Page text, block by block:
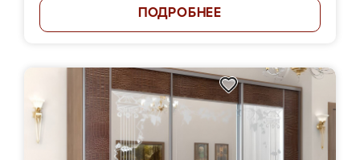
ПОДРОБНЕЕ